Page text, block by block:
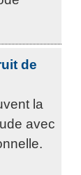
de
la
avec